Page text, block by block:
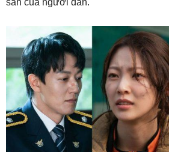
sản của người dân.